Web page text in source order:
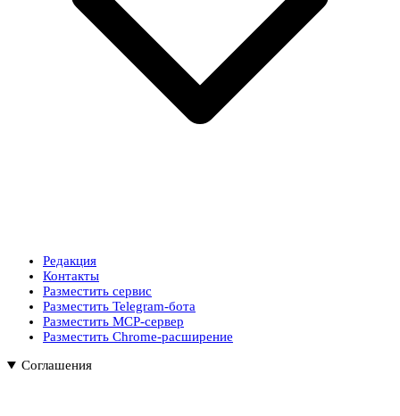
Редакция
Контакты
Разместить сервис
Разместить Telegram-бота
Разместить MCP-сервер
Разместить Chrome-расширение
Соглашения